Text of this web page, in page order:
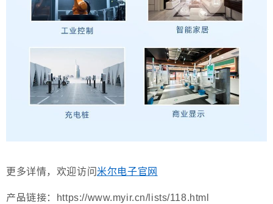
更多详情，欢迎访问 米尔电子官网
产品链接： https://www.myir.cn/lists/118.html